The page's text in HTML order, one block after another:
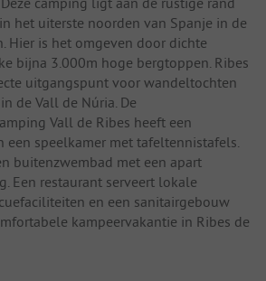
het uiterste noorden van Spanje in de
Hier is het omgeven door dichte
bijna 3.000m hoge bergtoppen. Ribes
uitgangspunt voor wandeltochten
de Vall de Núria. De
Vall de Ribes heeft een
een speelkamer met tafeltennistafels.
buitenzwembad met een apart
Een restaurant serveert lokale
en een sanitairgebouw
kampeervakantie in Ribes de